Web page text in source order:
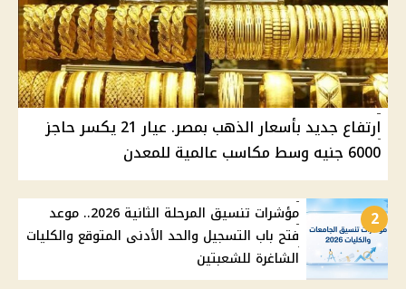
ارتفاع جديد بأسعار الذهب بمصر. عيار 21 يكسر حاجز
6000 جنيه وسط مكاسب عالمية للمعدن
2
مؤشرات تنسيق المرحلة الثانية 2026.. موعد
فتح باب التسجيل والحد الأدنى المتوقع والكليات
الشاغرة للشعبتين